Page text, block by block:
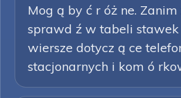
Mog ą by ć r óż ne.
sprawd ź w tabeli stawek
wiersze dotycz ą ce
stacjonarnych i kom ó